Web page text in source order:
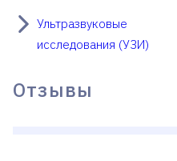
Ультразвуковые
исследования (УЗИ)
Отзывы